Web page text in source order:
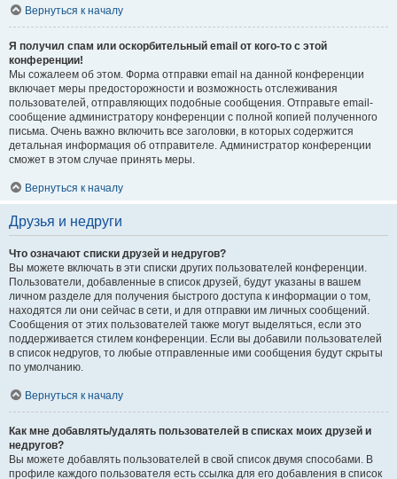
Вернуться к началу
Я получил спам или оскорбительный email от кого-то с этой
конференции!
Мы сожалеем об этом. Форма отправки email на данной конференции
включает меры предосторожности и возможность отслеживания
пользователей, отправляющих подобные сообщения. Отправьте email-
сообщение администратору конференции с полной копией полученного
письма. Очень важно включить все заголовки, в которых содержится
детальная информация об отправителе. Администратор конференции
сможет в этом случае принять меры.
Вернуться к началу
Друзья и недруги
Что означают списки друзей и недругов?
Вы можете включать в эти списки других пользователей конференции.
Пользователи, добавленные в список друзей, будут указаны в вашем
личном разделе для получения быстрого доступа к информации о том,
находятся ли они сейчас в сети, и для отправки им личных сообщений.
Сообщения от этих пользователей также могут выделяться, если это
поддерживается стилем конференции. Если вы добавили пользователей
в список недругов, то любые отправленные ими сообщения будут скрыты
по умолчанию.
Вернуться к началу
Как мне добавлять/удалять пользователей в списках моих друзей и
недругов?
Вы можете добавлять пользователей в свой список двумя способами. В
профиле каждого пользователя есть ссылка для его добавления в список